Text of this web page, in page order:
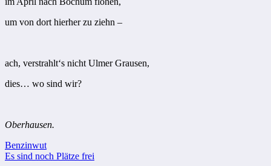
um von dort hierher zu ziehn –
ach, verstrahlt‘s nicht Ulmer Grausen,
dies… wo sind wir?
Oberhausen.
Beitragsnavigation
Benzinwut
Es sind noch Plätze frei